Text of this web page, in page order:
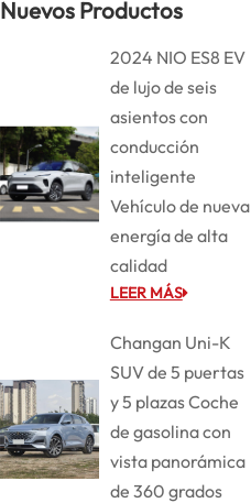
Nuevos Productos
2024 NIO ES8 EV
de lujo de seis
asientos con
conducción
inteligente
Vehículo de nueva
energía de alta
calidad
LEER MÁS
Changan Uni-K
SUV de 5 puertas
y 5 plazas Coche
de gasolina con
vista panorámica
de 360 grados